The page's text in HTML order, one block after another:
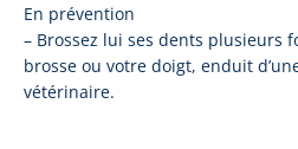
En prévention
– Brossez lui ses dents plusieurs
brosse ou votre doigt, enduit
vétérinaire.